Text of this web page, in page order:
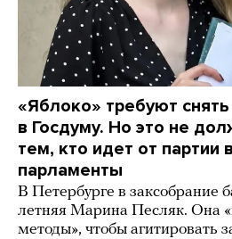
«Яблоко» требуют
в Госдуму. Но это не
тем, кто идет от партии
парламенты
В Петербурге в заксобрание
летняя Марина Песляк. Она
методы», чтобы агитировать